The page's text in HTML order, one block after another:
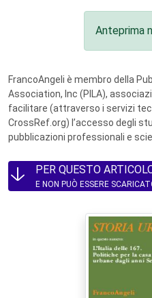
Anteprima
FrancoAngeli è membro della
Association, Inc (PILA),
facilitare (attraverso i servizi
CrossRef.org) l’accesso degli
pubblicazioni professionali e
PER QUESTO
E NON PUÒ ESSERE